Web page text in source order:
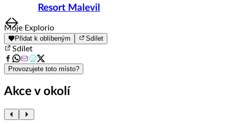
Resort Malevil
Item
1
of
8
Moje Explorio
Přidat k oblíbeným Sdílet
Sdílet
Provozujete toto místo?
Akce v okolí